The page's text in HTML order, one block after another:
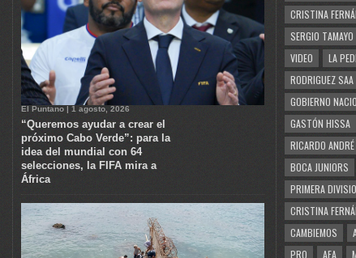
El Puntano | 1 agosto, 2026
“Queremos ayudar a crear el
próximo Cabo Verde”: para la
idea del mundial con 64
selecciones, la FIFA mira a
África
CRISTINA
SERGIO TAMAYO
VIDEO
LA
RODRIGUEZ SAA
GOBIERNO
GASTÓN HISSA
RICARDO
BOCA JUNIORS
PRIMERA
CRISTINA
CAMBIEMOS
PRO
AFA